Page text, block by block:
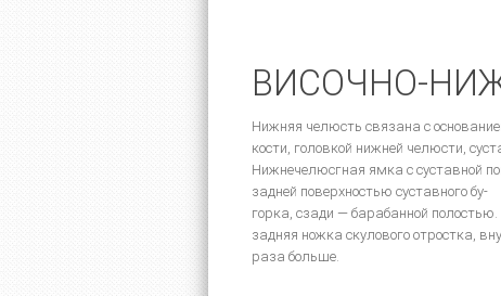
ВИСОЧНО-
Нижняя челюсть связана с
кости, головкой нижней челюсти,
Нижнечелюсгная ямка с суставной
задней поверхностью суставного бу-
горка, сзади — барабанной
задняя ножка скулового отростка,
раза больше.